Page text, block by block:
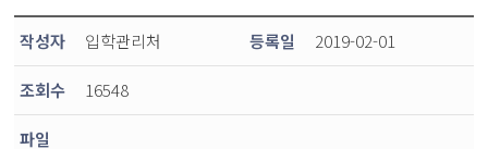
작성자 입학관리처 등록일 2019-02-01
조회수 16548
파일